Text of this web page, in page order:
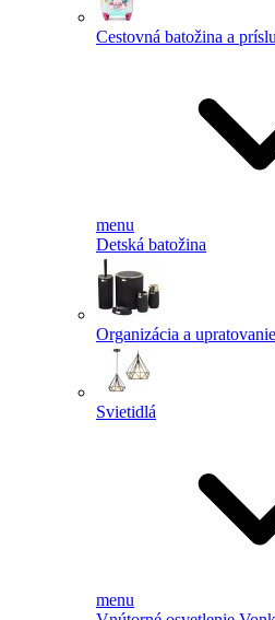
Cestovná batožina a
menu
Detská batožina
Organizácia a upratovanie
Svietidlá
menu